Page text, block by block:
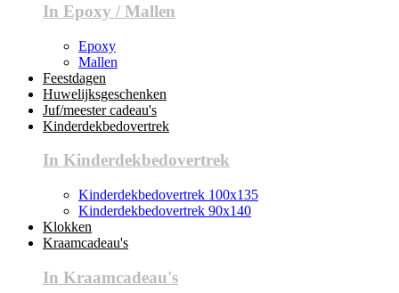
In Epoxy / Mallen
Epoxy
Mallen
Feestdagen
Huwelijksgeschenken
Juf/meester cadeau's
Kinderdekbedovertrek
In Kinderdekbedovertrek
Kinderdekbedovertrek 100x135
Kinderdekbedovertrek 90x140
Klokken
Kraamcadeau's
In Kraamcadeau's